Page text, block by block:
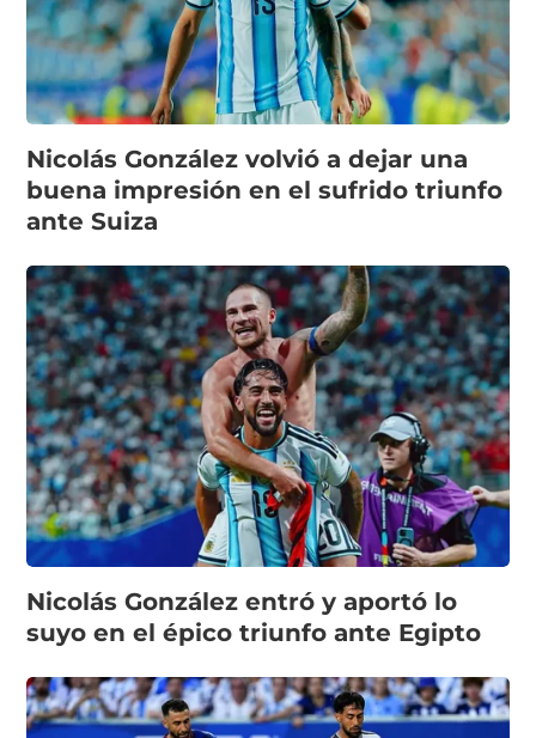
Nicolás González volvió a dejar una
buena impresión en el sufrido triunfo
ante Suiza
Nicolás González entró y aportó lo
suyo en el épico triunfo ante Egipto